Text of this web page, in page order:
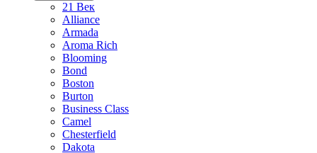
21 Век
Alliance
Armada
Aroma Rich
Blooming
Bond
Boston
Burton
Business Class
Camel
Chesterfield
Dakota